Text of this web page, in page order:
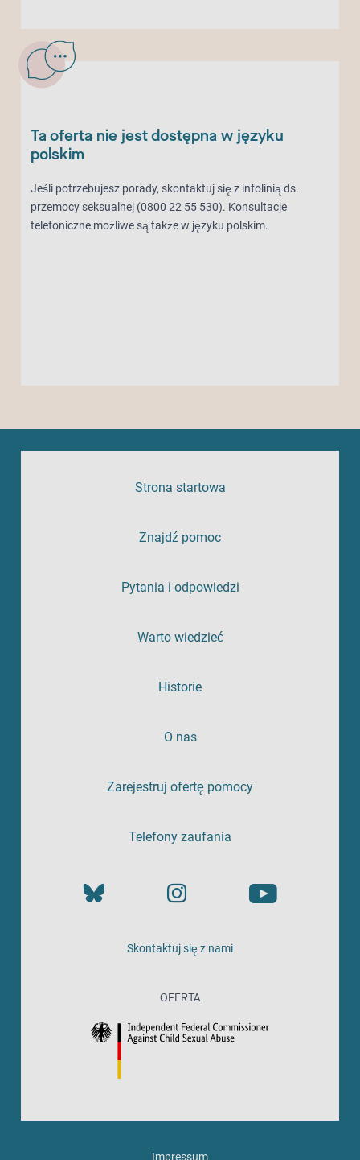
Ta oferta nie jest dostępna w języku
polskim
Jeśli potrzebujesz porady, skontaktuj się z infolinią ds.
przemocy seksualnej (0800 22 55 530). Konsultacje
telefoniczne możliwe są także w języku polskim.
Strona startowa
Znajdź pomoc
Pytania i odpowiedzi
Warto wiedzieć
Historie
O nas
Zarejestruj ofertę pomocy
Telefony zaufania
Skontaktuj się z nami
OFERTA
Impressum